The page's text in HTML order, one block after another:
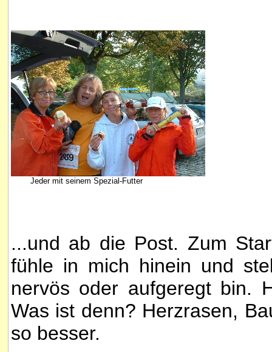
Jeder mit seinem Spezial-Futter
...und ab die Post. Zum
fühle in mich hinein und
nervös oder aufgeregt bin.
Was ist denn? Herzrasen,
so besser.